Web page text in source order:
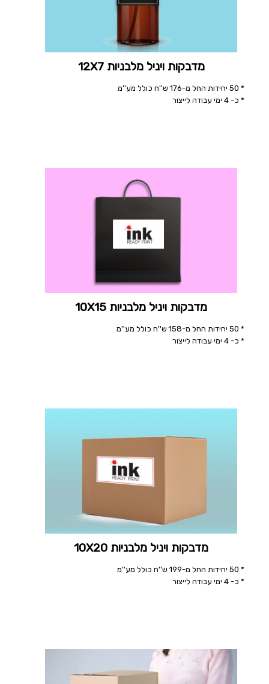
מדבקות ויניל מלבניות 12X7
* 50 יחידות החל מ-176 ש''ח כולל מע''מ
* כ- 4 ימי עבודה לייצור
מדבקות ויניל מלבניות 10X15
* 50 יחידות החל מ-158 ש''ח כולל מע''מ
* כ- 4 ימי עבודה לייצור
מדבקות ויניל מלבניות 10X20
* 50 יחידות החל מ-199 ש''ח כולל מע''מ
* כ- 4 ימי עבודה לייצור